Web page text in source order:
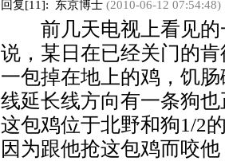
回复[11]: 东京博士(2010-06-12 07:54:48)
前几天电视上看见的
说，某日在已经关门的
一包掉在地上的鸡，饥
线延长线方向有一条狗
这包鸡位于北野和狗1/2
因为跟他抢这包鸡而咬